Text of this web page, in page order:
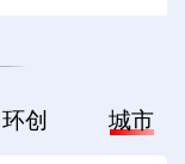
环创 城市